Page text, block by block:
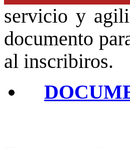
servicio y
documento
al inscribiros.